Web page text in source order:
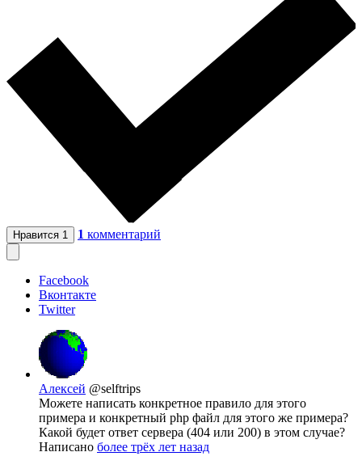
Нравится 1 1 комментарий
Facebook
Вконтакте
Twitter
Алексей @selftrips
Можете написать конкретное правило для этого
примера и конкретный php файл для этого же примера?
Какой будет ответ сервера (404 или 200) в этом случае?
Написано более трёх лет назад